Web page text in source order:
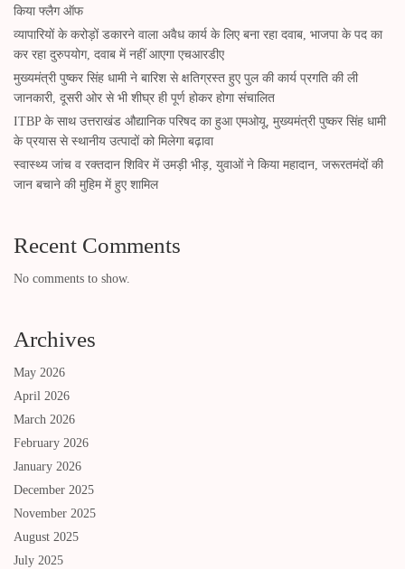
किया फ्लैग ऑफ
व्यापारियों के करोड़ों डकारने वाला अवैध कार्य के लिए बना रहा दवाब, भाजपा के पद का
कर रहा दुरुपयोग, दवाब में नहीं आएगा एचआरडीए
मुख्यमंत्री पुष्कर सिंह धामी ने बारिश से क्षतिग्रस्त हुए पुल की कार्य प्रगति की ली
जानकारी, दूसरी ओर से भी शीघ्र ही पूर्ण होकर होगा संचालित
ITBP के साथ उत्तराखंड औद्यानिक परिषद का हुआ एमओयू, मुख्यमंत्री पुष्कर सिंह धामी
के प्रयास से स्थानीय उत्पादों को मिलेगा बढ़ावा
स्वास्थ्य जांच व रक्तदान शिविर में उमड़ी भीड़, युवाओं ने किया महादान, जरूरतमंदों की
जान बचाने की मुहिम में हुए शामिल
Recent Comments
No comments to show.
Archives
May 2026
April 2026
March 2026
February 2026
January 2026
December 2025
November 2025
August 2025
July 2025